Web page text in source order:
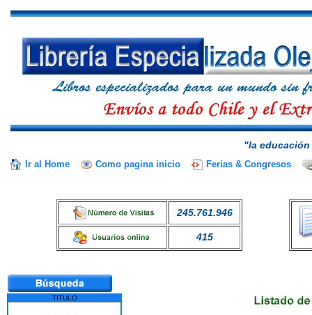
"la
Ir al Home Como pagina inicio Ferias & Congresos
245.761.946
415
TITULO